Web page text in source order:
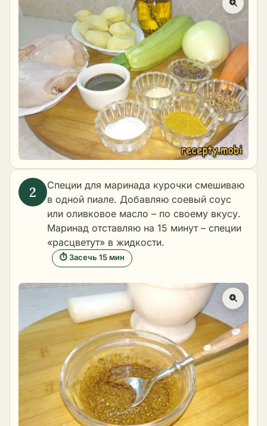
Специи для маринада курочки смешиваю
в одной пиале. Добавляю соевый соус
или оливковое масло – по своему вкусу.
Маринад отставляю на 15 минут – специи
«расцветут» в жидкости.
⏱ Засечь 15 мин